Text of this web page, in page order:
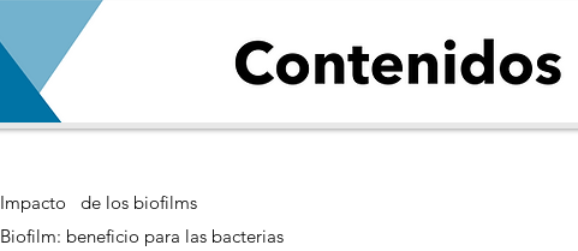
Impacto de los biofilms
Biofilm: beneficio para las bacterias